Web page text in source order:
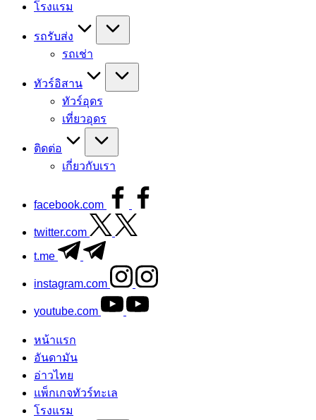
โรงแรม
รถรับส่ง
รถเช่า
ทัวร์อิสาน
ทัวร์อุดร
เที่ยวอุดร
ติดต่อ
เกี่ยวกับเรา
facebook.com
twitter.com
t.me
instagram.com
youtube.com
หน้าแรก
อันดามัน
อ่าวไทย
แพ็กเกจทัวร์ทะเล
โรงแรม